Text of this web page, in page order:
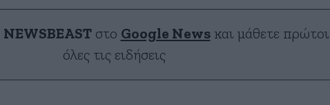
NEWSBEASTστο Google Newsκαι μάθετε πρώτοι
όλες τις ειδήσεις